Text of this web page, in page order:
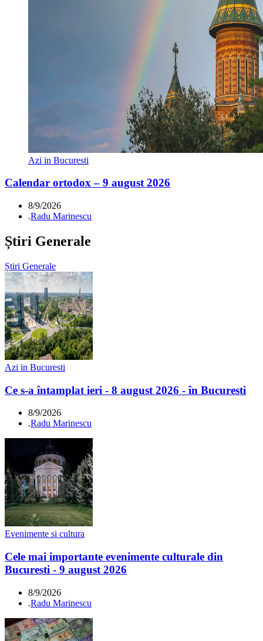
Azi in Bucuresti
Calendar ortodox – 9 august 2026
8/9/2026
.Radu Marinescu
Știri Generale
Știri Generale
Azi in Bucuresti
Ce s-a întamplat ieri - 8 august 2026 - în Bucuresti
8/9/2026
.Radu Marinescu
Evenimente si cultura
Cele mai importante evenimente culturale din
Bucuresti - 9 august 2026
8/9/2026
.Radu Marinescu